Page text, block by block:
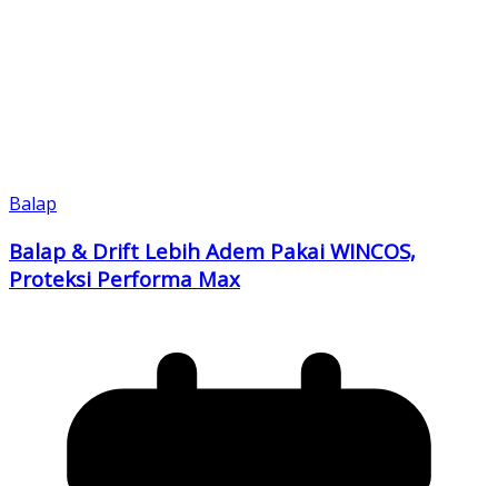
Balap
Balap & Drift Lebih Adem Pakai WINCOS,
Proteksi Performa Max